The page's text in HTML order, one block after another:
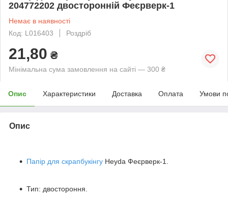
204772202 двосторонній Феєрверк-1
Немає в наявності
Код: L016403
Роздріб
21,80 ₴
Мінімальна сума замовлення на сайті — 300 ₴
Опис Характеристики Доставка Оплата Умови
Опис
Папір для скрапбукінгу Heyda Феєрверк-1.
Тип: двостороння.